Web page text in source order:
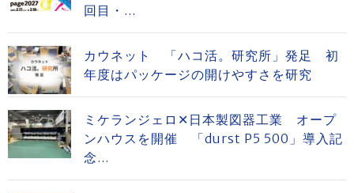
回目・...
カウネット 「ハコ活。研究所」発足 初
年度はパッケージの開けやすさを研究
ミケランジェロ✕日本製図器工業 オープ
ンハウスを開催 「durst P5 500」導入記
念...